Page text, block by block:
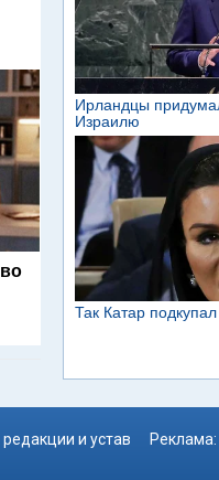
и устав Реклама: